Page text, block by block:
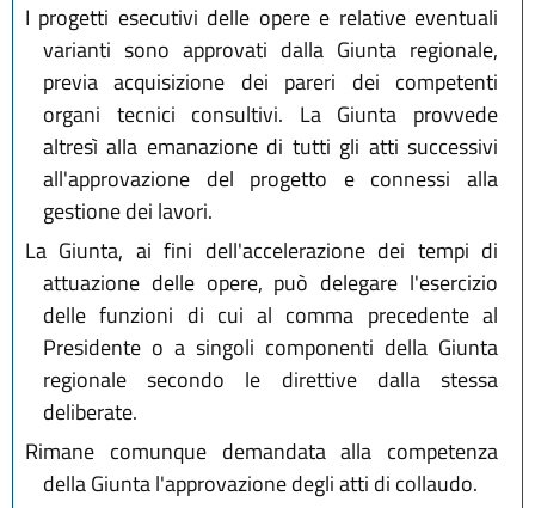
I progetti esecutivi delle opere e relative eventuali
varianti sono approvati dalla Giunta regionale,
previa acquisizione dei pareri dei competenti
organi tecnici consultivi. La Giunta provvede
altresì alla emanazione di tutti gli atti successivi
all'approvazione del progetto e connessi alla
gestione dei lavori.
La Giunta, ai fini dell'accelerazione dei tempi di
attuazione delle opere, può delegare l'esercizio
delle funzioni di cui al comma precedente al
Presidente o a singoli componenti della Giunta
regionale secondo le direttive dalla stessa
deliberate.
Rimane comunque demandata alla competenza
della Giunta l'approvazione degli atti di collaudo.